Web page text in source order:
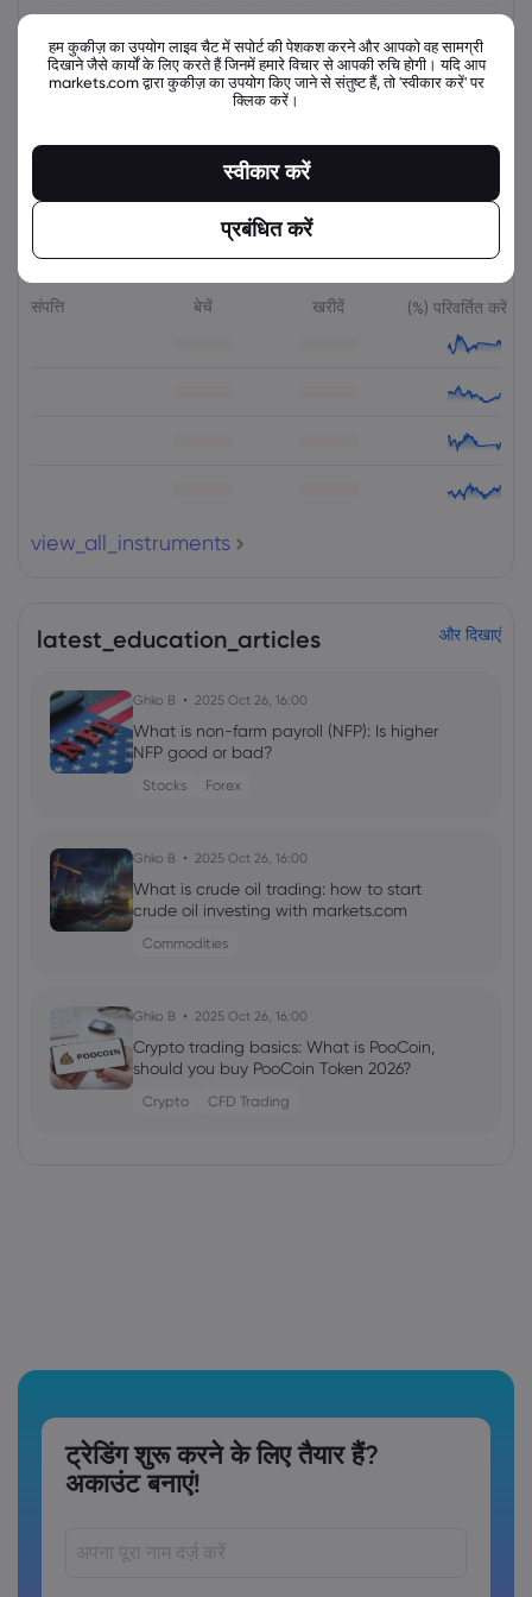
21:00 - 21:00
बुधवार - गुरुवार 21:00 - 21:00
गुरुवार - शुक्रवार 21:00 - 21:00
संबंधित उपकरण
संपत्ति बेचें खरीदें (%) परिवर्तित करें
view_all_instruments
latest_education_articles और दिखाएं
Ghko B 2025 Oct 26, 16:00
What is non-farm payroll (NFP): Is higher
NFP good or bad?
Stocks Forex
Ghko B 2025 Oct 26, 16:00
What is crude oil trading: how to start
crude oil investing with markets.com
Commodities
Ghko B 2025 Oct 26, 16:00
Crypto trading basics: What is PooCoin,
should you buy PooCoin Token 2026?
Crypto CFD Trading
ट्रेडिंग शुरू करने के लिए तैयार हैं?
अकाउंट बनाएं!
हम कुकीज़ का उपयोग लाइव चैट में सपोर्ट की पेशकश करने और आपको वह सामग्री
दिखाने जैसे कार्यों के लिए करते हैं जिनमें हमारे विचार से आपकी रुचि होगी। यदि आप
markets.com द्वारा कुकीज़ का उपयोग किए जाने से संतुष्ट हैं, तो 'स्वीकार करें' पर
क्लिक करें।
स्वीकार करें
प्रबंधित करें